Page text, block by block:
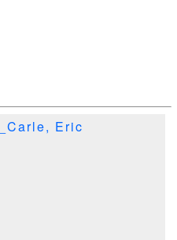
Eric